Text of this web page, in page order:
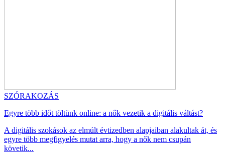
SZÓRAKOZÁS
Egyre több időt töltünk online: a nők vezetik a digitális váltást?
A digitális szokások az elmúlt évtizedben alapjaiban alakultak át, és
egyre több megfigyelés mutat arra, hogy a nők nem csupán
követik...